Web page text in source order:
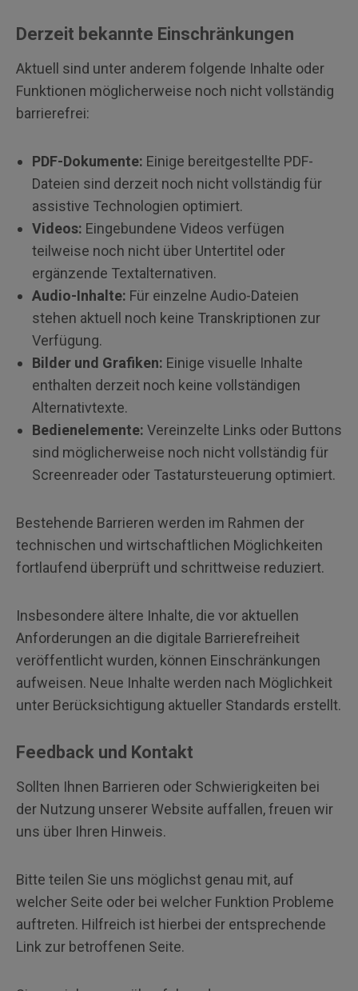
Derzeit bekannte Einschränkungen
Aktuell sind unter anderem folgende Inhalte oder
Funktionen möglicherweise noch nicht vollständig
barrierefrei:
PDF-Dokumente: Einige bereitgestellte PDF-
Dateien sind derzeit noch nicht vollständig für
assistive Technologien optimiert.
Videos: Eingebundene Videos verfügen
teilweise noch nicht über Untertitel oder
ergänzende Textalternativen.
Audio-Inhalte: Für einzelne Audio-Dateien
stehen aktuell noch keine Transkriptionen zur
Verfügung.
Bilder und Grafiken: Einige visuelle Inhalte
enthalten derzeit noch keine vollständigen
Alternativtexte.
Bedienelemente: Vereinzelte Links oder Buttons
sind möglicherweise noch nicht vollständig für
Screenreader oder Tastatursteuerung optimiert.
Bestehende Barrieren werden im Rahmen der
technischen und wirtschaftlichen Möglichkeiten
fortlaufend überprüft und schrittweise reduziert.
Insbesondere ältere Inhalte, die vor aktuellen
Anforderungen an die digitale Barrierefreiheit
veröffentlicht wurden, können Einschränkungen
aufweisen. Neue Inhalte werden nach Möglichkeit
unter Berücksichtigung aktueller Standards erstellt.
Feedback und Kontakt
Sollten Ihnen Barrieren oder Schwierigkeiten bei
der Nutzung unserer Website auffallen, freuen wir
uns über Ihren Hinweis.
Bitte teilen Sie uns möglichst genau mit, auf
welcher Seite oder bei welcher Funktion Probleme
auftreten. Hilfreich ist hierbei der entsprechende
Link zur betroffenen Seite.